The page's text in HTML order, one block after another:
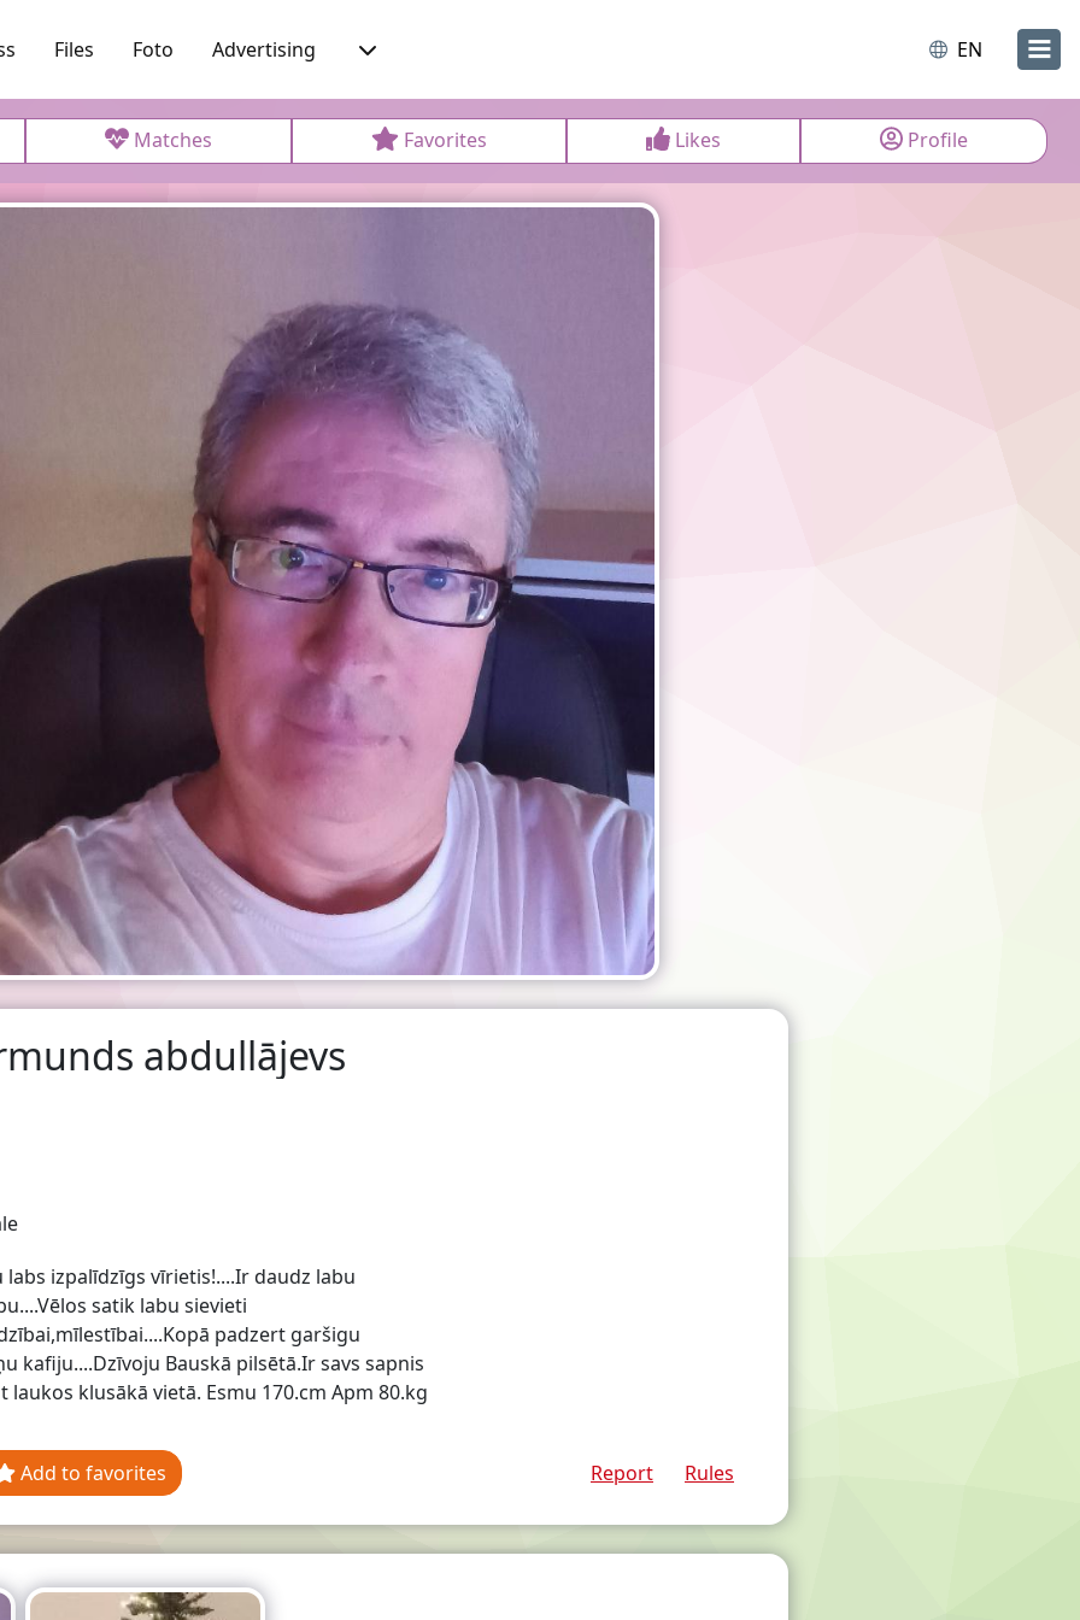
Files Foto Advertising EN
Matches Favorites Likes Profile
abdullājevs
labs izpalīdzīgs vīrietis!....Ir daudz labu
satik labu sievieti
padzert garšigu
kafiju....Dzīvoju Bauskā pilsētā.Ir savs sapnis
laukos klusākā vietā. Esmu 170.cm Apm 80.kg
Add to favorites Report Rules